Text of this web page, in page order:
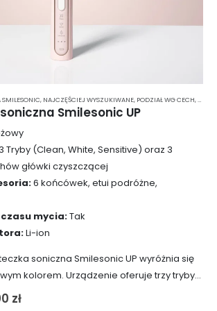
, NAJCZĘŚCIEJ WYSZUKIWANE, PODZIAŁ WG CECH,
Smilesonic UP
Tryby (Clean, White, Sensitive) oraz 3
główki czyszczącej
6 końcówek, etui podróżne,
mycia:Tak
Li-ion
soniczna Smilesonic UP wyróżnia się
kolorem. Urządzenie oferuje trzy tryby
zakresy ruchów główki czyszczącej, co
złAktualna